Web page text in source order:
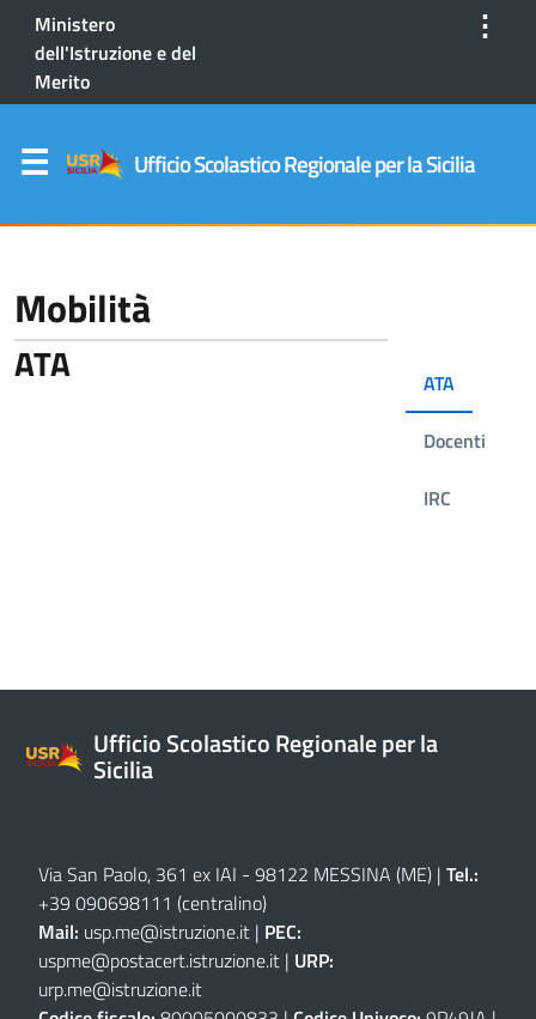
Ministero
dell'Istruzione e del
Merito
⋮
Ufficio Scolastico Regionale per la Sicilia
Mobilità
ATA
Docenti
IRC
ATA
Ufficio Scolastico Regionale per la
Sicilia
Via San Paolo, 361 ex IAI - 98122 MESSINA (ME) | Tel.:
+39 090698111 (centralino)
Mail: usp.me@istruzione.it | PEC:
uspme@postacert.istruzione.it | URP:
urp.me@istruzione.it